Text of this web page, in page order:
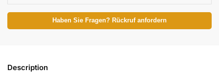
Haben Sie Fragen? Rückruf anfordern
Description